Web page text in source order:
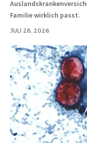
Familie wirklich passt.
JULI 28, 2026